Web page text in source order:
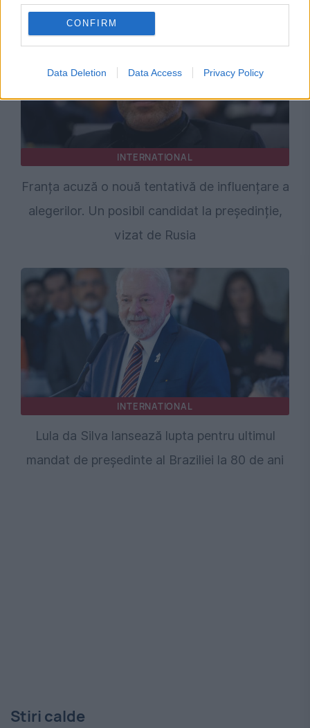
CONFIRM
Data Deletion Data Access Privacy Policy
INTERNATIONAL
Franța acuză o nouă tentativă de influențare a
alegerilor. Un posibil candidat la președinție,
vizat de Rusia
INTERNATIONAL
Lula da Silva lansează lupta pentru ultimul
mandat de președinte al Braziliei la 80 de ani
Stiri calde